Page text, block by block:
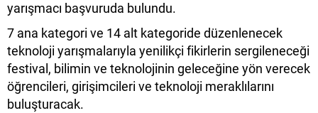
yarışmacı başvuruda bulundu.
7 ana kategori ve 14 alt kategoride düzenlenecek
teknoloji yarışmalarıyla yenilikçi fikirlerin sergileneceği
festival, bilimin ve teknolojinin geleceğine yön verecek
öğrencileri, girişimcileri ve teknoloji meraklılarını
buluşturacak.